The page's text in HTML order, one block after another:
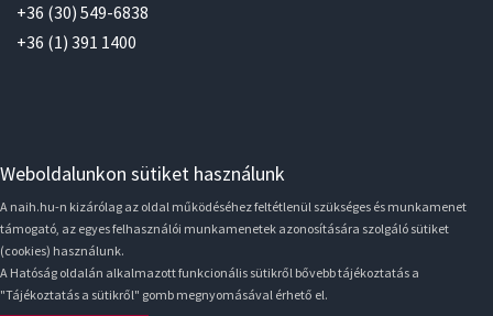
+36 (30) 549-6838
+36 (1) 391 1400
Weboldalunkon sütiket használunk
A naih.hu-n kizárólag az oldal működéséhez feltétlenül szükséges és munkamenet
támogató, az egyes felhasználói munkamenetek azonosítására szolgáló sütiket
(cookies) használunk.
A Hatóság oldalán alkalmazott funkcionális sütikről bővebb tájékoztatás a
"Tájékoztatás a sütikről" gomb megnyomásával érhető el.